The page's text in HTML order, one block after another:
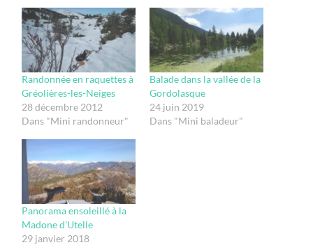
Randonnée en raquettes à
Gréolières-les-Neiges
28 décembre 2012
Dans "Mini randonneur"
Balade dans la vallée de la
Gordolasque
24 juin 2019
Dans "Mini baladeur"
Panorama ensoleillé à la
Madone d’Utelle
29 janvier 2018